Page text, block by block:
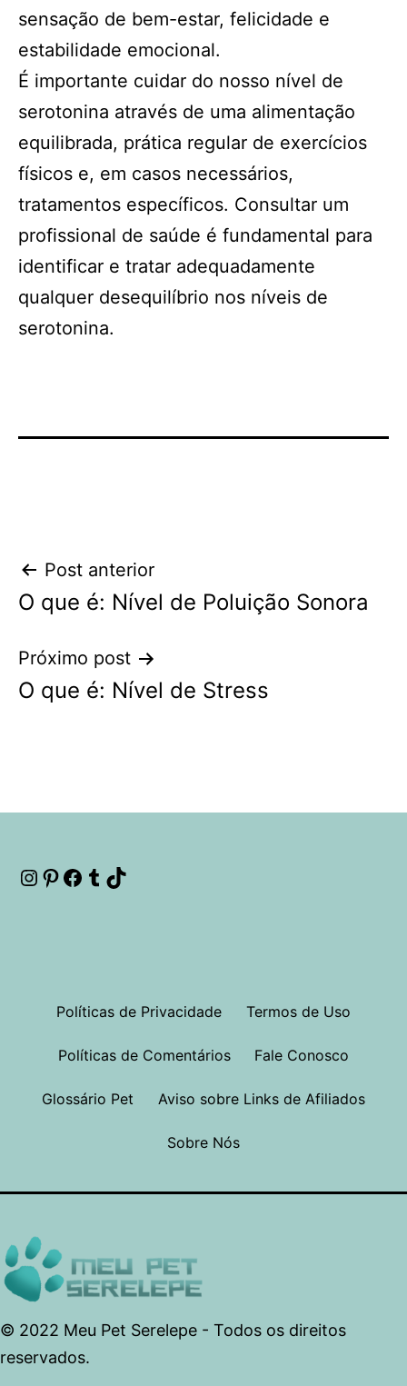
sensação de bem-estar, felicidade e
estabilidade emocional.
É importante cuidar do nosso nível de
serotonina através de uma alimentação
equilibrada, prática regular de exercícios
físicos e, em casos necessários,
tratamentos específicos. Consultar um
profissional de saúde é fundamental para
identificar e tratar adequadamente
qualquer desequilíbrio nos níveis de
serotonina.
Navegação
de
Post
Post anterior
O que é: Nível de Poluição Sonora
Próximo post
O que é: Nível de Stress
Instagram
Pinterest
Facebook
Tumblr
Políticas de Privacidade Termos de Uso
Políticas de Comentários Fale Conosco
Glossário Pet Aviso sobre Links de Afiliados
Sobre Nós
© 2022 Meu Pet Serelepe - Todos os direitos
reservados.